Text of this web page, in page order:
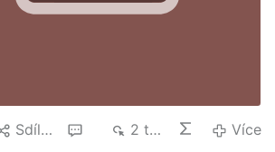
Sdílet 2 tis.
Více